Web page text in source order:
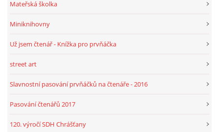
Mateřská školka
Miniknihovny
Už jsem čtenář - Knížka pro prvňáčka
street art
Slavnostní pasování prvňáčků na čtenáře - 2016
Pasování čtenářů 2017
120. výročí SDH Chrášťany